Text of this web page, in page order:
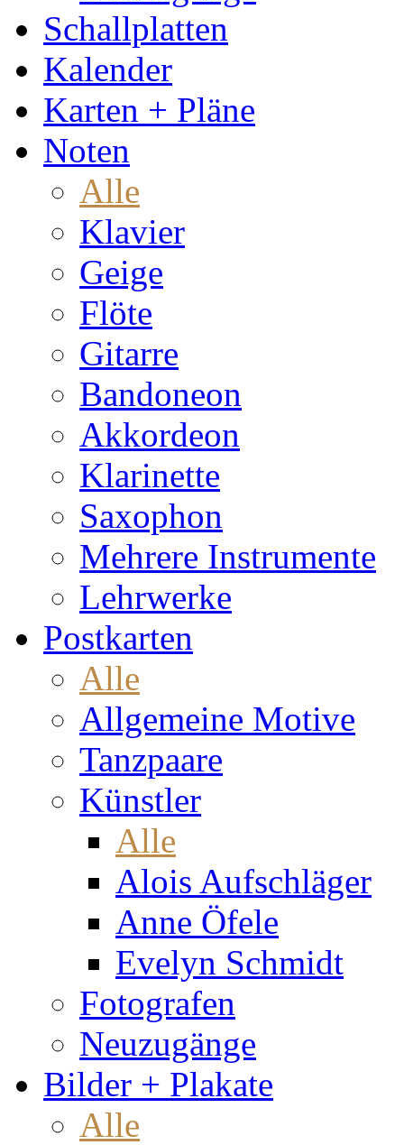
Schallplatten
Kalender
Karten + Pläne
Noten
Alle
Klavier
Geige
Flöte
Gitarre
Bandoneon
Akkordeon
Klarinette
Saxophon
Mehrere Instrumente
Lehrwerke
Postkarten
Alle
Allgemeine Motive
Tanzpaare
Künstler
Alle
Alois Aufschläger
Anne Öfele
Evelyn Schmidt
Fotografen
Neuzugänge
Bilder + Plakate
Alle